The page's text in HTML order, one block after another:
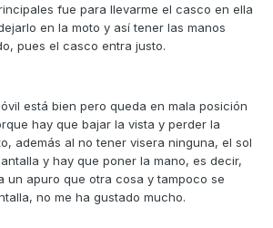
fue para llevarme el casco en ella
en la moto y así tener las manos
pues el casco entra justo.
está bien pero queda en mala posición
hay que bajar la vista y perder la
además al no tener visera ninguna, el sol
y hay que poner la mano, es decir,
un apuro que otra cosa y tampoco se
no me ha gustado mucho.